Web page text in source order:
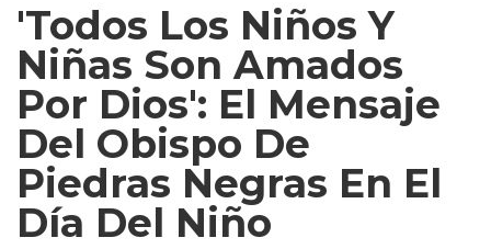
'Todos Los Niños Y
Niñas Son Amados
Por Dios': El Mensaje
Del Obispo De
Piedras Negras En El
Día Del Niño